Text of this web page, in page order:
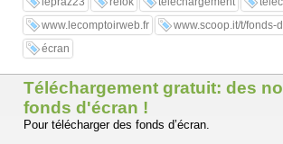
www.lecomptoirweb.fr
www.scoop.it/t/fonds-
écran
Téléchargement gratuit: des
fonds d'écran !
Pour télécharger des fonds d’écran.